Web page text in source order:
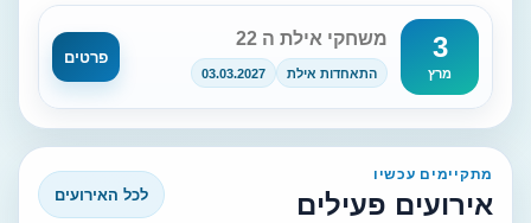
3
מרץ
משחקי אילת ה 22
התאחדות אילת 03.03.2027
פרטים
מתקיימים עכשיו
אירועים פעילים לכל האירועים